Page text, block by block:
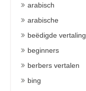
arabisch
arabische
beëdigde vertaling
beginners
berbers vertalen
bing